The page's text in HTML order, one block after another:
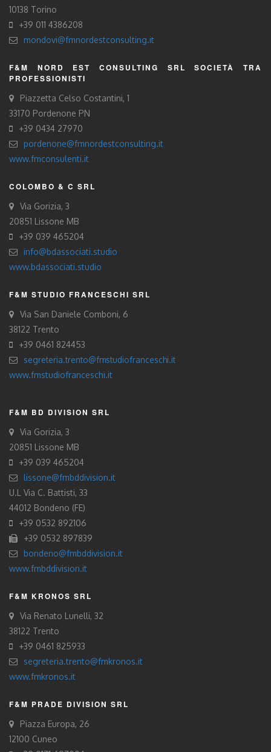
10138 Torino
+39 011 4386208
mondovi@fmnordestconsulting.it
F&M NORD EST CONSULTING SRL SOCIETÀ TRA
PROFESSIONISTI
Piazzetta Celso Costantini, 1
33170 Pordenone PN
+39 0434 27970
pordenone@fmnordestconsulting.it
www.fmconsulenti.it
COLOMBO & C SRL
Via Gorizia, 3
20851 Lissone MB
+39 039 465204
info@bdassociati.studio
www.bdassociati.studio
F&M STUDIO FRANCESCHI SRL
Via San Daniele Comboni, 6
38122 Trento
+39 0461 824453
segreteria.trento@fmstudiofranceschi.it
www.fmstudiofranceschi.it
F&M BD DIVISION SRL
Via Gorizia, 3
20851 Lissone MB
+39 039 465204
lissone@fmbddivision.it
U.L Via C. Battisti, 33
44012 Bondeno (FE)
+39 0532 892106
+39 0532 897839
bondeno@fmbddivision.it
www.fmbddivision.it
F&M KRONOS SRL
Via Renato Lunelli, 32
38122 Trento
+39 0461 825933
segreteria.trento@fmkronos.it
www.fmkronos.it
F&M PRADE DIVISION SRL
Piazza Europa, 26
12100 Cuneo